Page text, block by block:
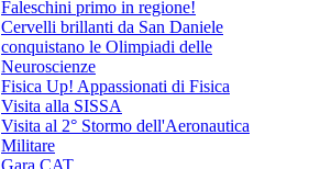
Faleschini primo in regione!
Cervelli brillanti da San Daniele
conquistano le Olimpiadi delle
Neuroscienze
Fisica Up! Appassionati di Fisica
Visita alla SISSA
Visita al 2° Stormo dell'Aeronautica
Militare